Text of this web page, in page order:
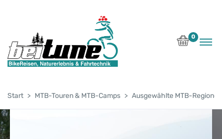
0
Start MTB-Touren & MTB-Camps Ausgewählte MTB-Regionen